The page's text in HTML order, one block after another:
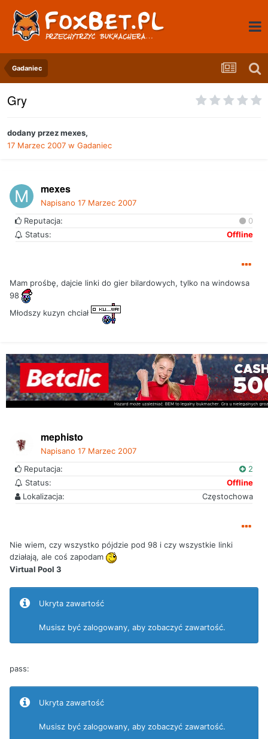
Gadaniec
Gry
dodany przezmexes,
17 Marzec 2007 w Gadaniec
mexes
Napisano 17 Marzec 2007
Reputacja:
0
Status:
Offline
Mam prośbę, dajcie linki do gier bilardowych, tylko na windowsa
98
Młodszy kuzyn chciał
mephisto
Napisano 17 Marzec 2007
Reputacja:
2
Status:
Offline
Lokalizacja:
Częstochowa
Nie wiem, czy wszystko pójdzie pod 98 i czy wszystkie linki
działają, ale coś zapodam
Virtual Pool 3
Ukryta zawartość
Musisz być zalogowany, aby zobaczyć zawartość.
pass:
Ukryta zawartość
Musisz być zalogowany, aby zobaczyć zawartość.